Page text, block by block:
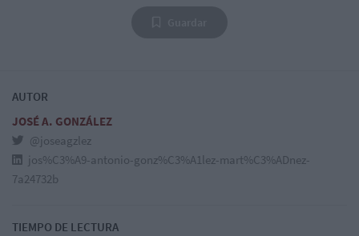
AUTOR
JOSÉ A. GONZÁLEZ
@joseagzlez
jos%C3%A9-antonio-gonz%C3%A1lez-mart%C3%ADnez-
7a24732b
TIEMPO DE LECTURA